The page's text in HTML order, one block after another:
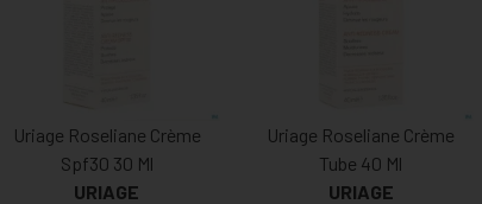
Uriage Roseliane Crème
Spf30 30 Ml
URIAGE
Uriage Roseliane Crème
Tube 40 Ml
URIAGE